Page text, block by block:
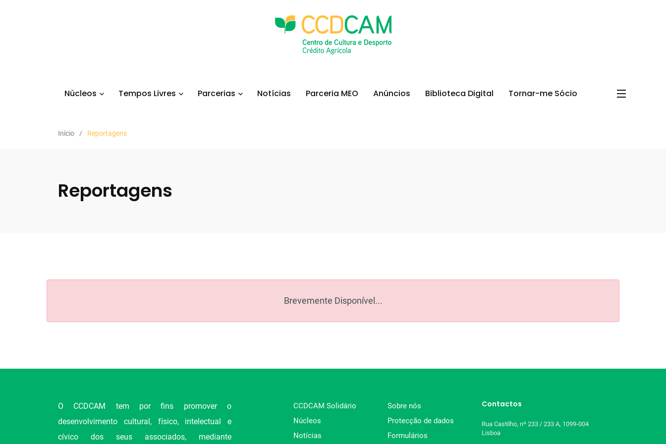
Núcleos Tempos Livres Parcerias Notícias Parceria MEO Anúncios Biblioteca Digital Tornar-me Sócio
Início Reportagens
Reportagens
Brevemente Disponível...
O CCDCAM tem por fins promover o
desenvolvimento cultural, físico, intelectual e
cívico dos seus associados, mediante
CCDCAM Solidário
Núcleos
Notícias
Sobre nós
Protecção de dados
Formulários
Contactos
Rua Castilho, nº 233 / 233 A, 1099-004
Lisboa